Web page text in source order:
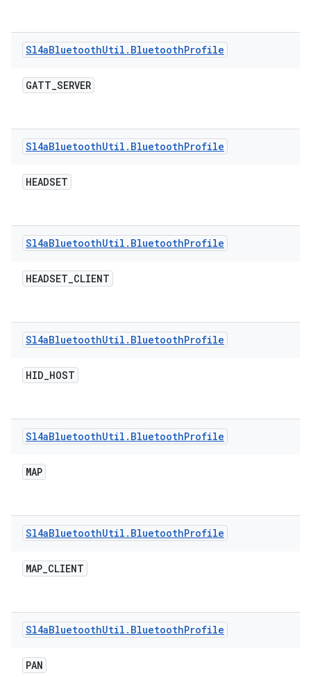
Sl4aBluetoothUtil . BluetoothProfile
GATT_SERVER
Sl4aBluetoothUtil . BluetoothProfile
HEADSET
Sl4aBluetoothUtil . BluetoothProfile
HEADSET_CLIENT
Sl4aBluetoothUtil . BluetoothProfile
HID_HOST
Sl4aBluetoothUtil . BluetoothProfile
MAP
Sl4aBluetoothUtil . BluetoothProfile
MAP_CLIENT
Sl4aBluetoothUtil . BluetoothProfile
PAN